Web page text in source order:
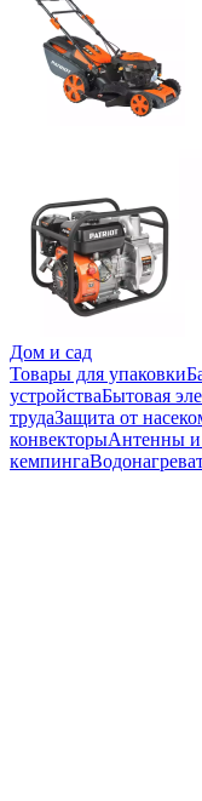
Дом и сад
Товары для упаковки
устройстваБытовая
трудаЗащита от
конвекторыАнтенны и
кемпинга